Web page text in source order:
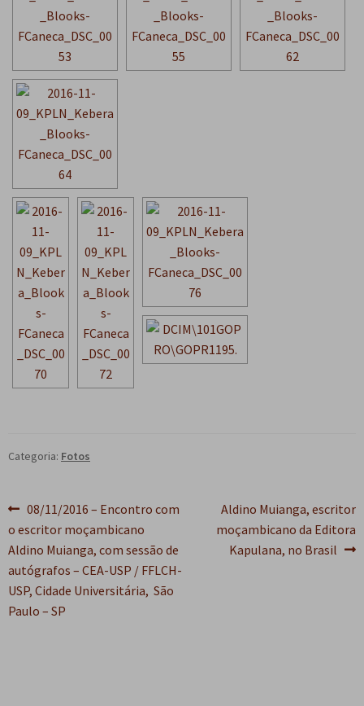
Categoria: Fotos
Navegação
de
Post
Post
anterior:
08/11/2016 – Encontro com
o escritor moçambicano
Aldino Muianga, com sessão de
autógrafos – CEA-USP / FFLCH-
USP, Cidade Universitária, São
Paulo – SP
Próximo
post:
Aldino Muianga, escritor
moçambicano da Editora
Kapulana, no Brasil